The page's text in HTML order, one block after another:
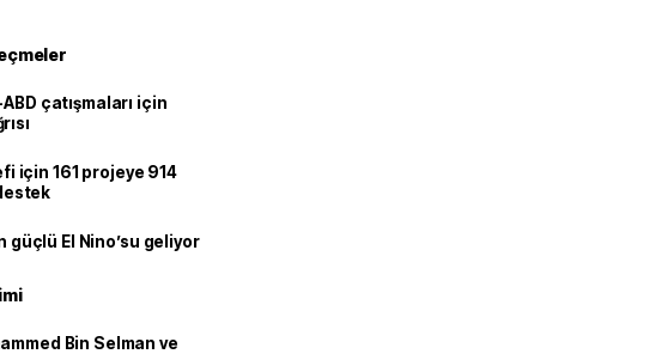
ABD çatışmaları için
için 161 projeye 914
güçlü El Nino’su geliyor
Bin Selman ve